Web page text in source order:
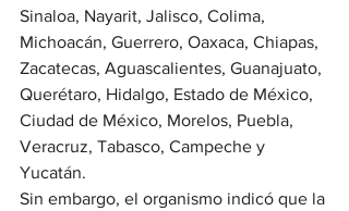
Sinaloa, Nayarit, Jalisco, Colima,
Michoacán, Guerrero, Oaxaca, Chiapas,
Zacatecas, Aguascalientes, Guanajuato,
Querétaro, Hidalgo, Estado de México,
Ciudad de México, Morelos, Puebla,
Veracruz, Tabasco, Campeche y
Yucatán.
Sin embargo, el organismo indicó que la